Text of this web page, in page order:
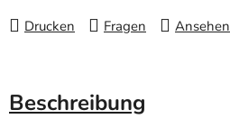
Drucken Fragen Ansehen
Beschreibung